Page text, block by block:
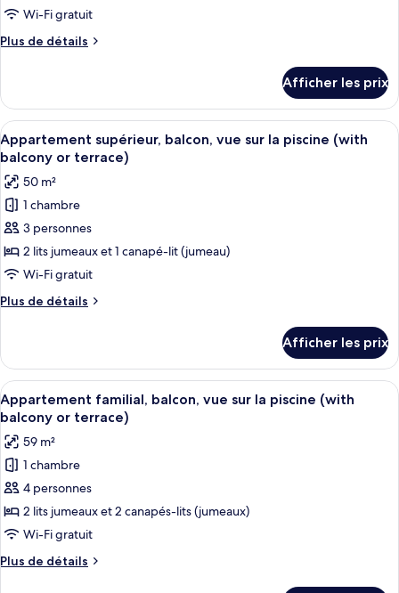
de
chambre :
Appartement
vue
sur
la
mer
Wi-Fi gratuit
Plus de détails
Plus
Appartement
familial,
balcon,
vue
la
mer
Afficher les prix
Afficher
toutes
les
photos
pour
ce
type
de
chambre :
Appartement
balcon,
vue
sur
la
piscine
(with
balcony
or
terrace)
Une porte-fenêtre coulissante
19
Appartement supérieur, balcon, vue sur la piscine (with
balcony or terrace)
50 m²
1 chambre
3 personnes
2 lits jumeaux et 1 canapé-lit (jumeau)
Wi-Fi gratuit
Plus de détails
Plus
Appartement
supérieur,
balcon,
vue
la
piscine
(with
balcony
or
Afficher les prix
Afficher
toutes
les
photos
pour
ce
type
de
chambre :
Appartement
Un salon moderne comprenant un
17
Appartement familial, balcon, vue sur la piscine (with
balcony or terrace)
59 m²
1 chambre
4 personnes
2 lits jumeaux et 2 canapés-lits (jumeaux)
Wi-Fi gratuit
Plus de détails
Plus